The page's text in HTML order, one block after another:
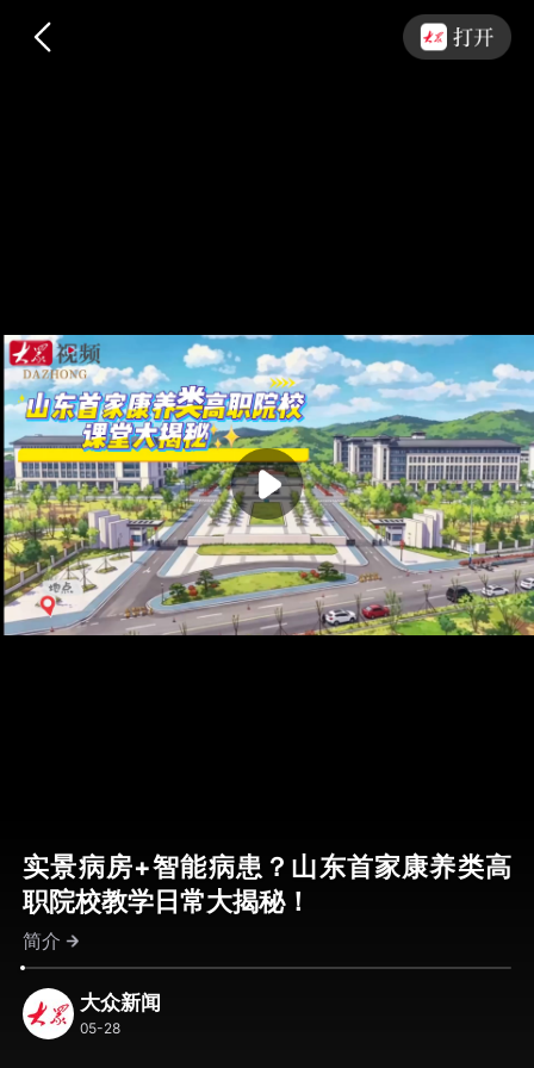
实景病房+智能病患？山东首家康养类高
职院校教学日常大揭秘！
简介
大众新闻
05-28